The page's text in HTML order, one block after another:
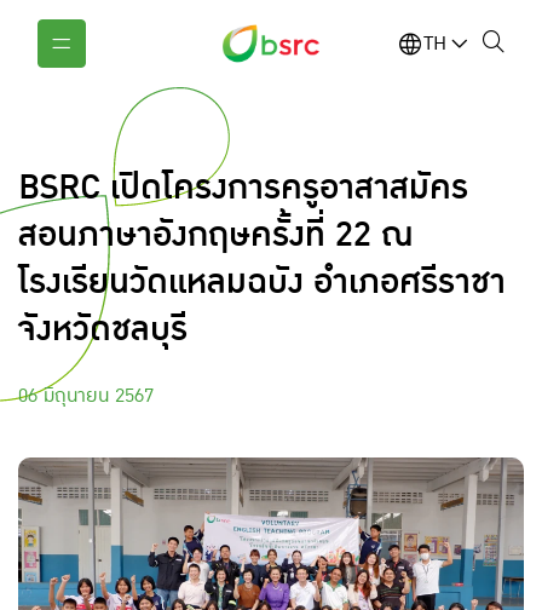
TH
BSRC เปิดโครงการครูอาสาสมัคร
สอนภาษาอังกฤษครั้งที่ 22 ณ
โรงเรียนวัดแหลมฉบัง อำเภอศรีราชา
จังหวัดชลบุรี
06 มิถุนายน 2567